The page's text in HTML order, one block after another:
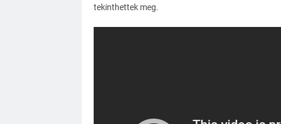
tekinthettek meg.